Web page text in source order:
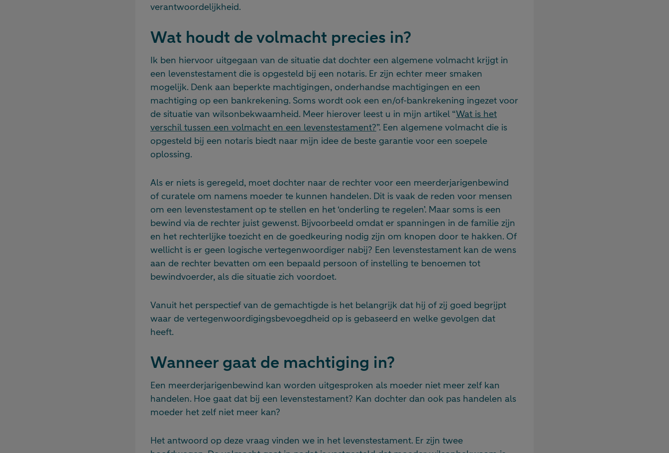
verantwoordelijkheid.
Wat houdt de volmacht precies in?
Ik ben hiervoor uitgegaan van de situatie dat dochter een algemene volmacht krijgt in
een levenstestament die is opgesteld bij een notaris. Er zijn echter meer smaken
mogelijk. Denk aan beperkte machtigingen, onderhandse machtigingen en een
machtiging op een bankrekening. Soms wordt ook een en/of-bankrekening ingezet voor
de situatie van wilsonbekwaamheid. Meer hierover leest u in mijn artikel “Wat is het
verschil tussen een volmacht en een levenstestament?”. Een algemene volmacht die is
opgesteld bij een notaris biedt naar mijn idee de beste garantie voor een soepele
oplossing.
Als er niets is geregeld, moet dochter naar de rechter voor een meerderjarigenbewind
of curatele om namens moeder te kunnen handelen. Dit is vaak de reden voor mensen
om een levenstestament op te stellen en het ‘onderling te regelen’. Maar soms is een
bewind via de rechter juist gewenst. Bijvoorbeeld omdat er spanningen in de familie zijn
en het rechterlijke toezicht en de goedkeuring nodig zijn om knopen door te hakken. Of
wellicht is er geen logische vertegenwoordiger nabij? Een levenstestament kan de wens
aan de rechter bevatten om een bepaald persoon of instelling te benoemen tot
bewindvoerder, als die situatie zich voordoet.
Vanuit het perspectief van de gemachtigde is het belangrijk dat hij of zij goed begrijpt
waar de vertegenwoordigingsbevoegdheid op is gebaseerd en welke gevolgen dat
heeft.
Wanneer gaat de machtiging in?
Een meerderjarigenbewind kan worden uitgesproken als moeder niet meer zelf kan
handelen. Hoe gaat dat bij een levenstestament? Kan dochter dan ook pas handelen als
moeder het zelf niet meer kan?
Het antwoord op deze vraag vinden we in het levenstestament. Er zijn twee